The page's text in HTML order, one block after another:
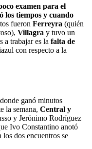
examen para el
los tiempos y cuando
fueron Ferreyra (quién
Villagra y tuvo un
a trabajar es la falta de
con respecto a la
ganó minutos
la semana, Central y
y Jerónimo Rodríguez
Ivo Constantino anotó
dos encuentros se